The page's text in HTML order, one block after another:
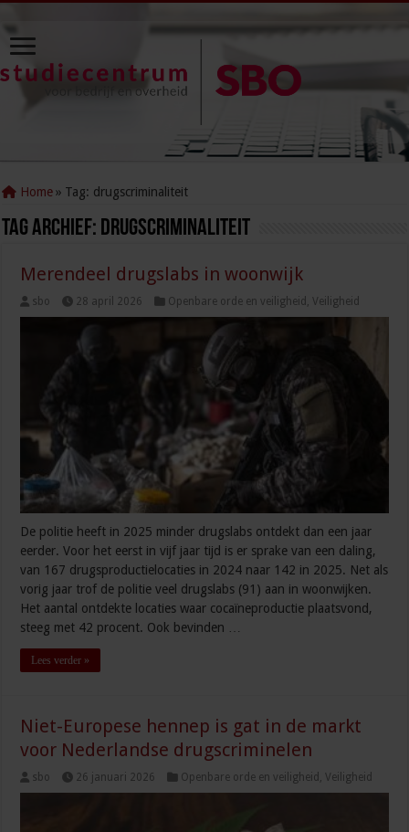
Home » Tag: drugscriminaliteit
Tag Archief: drugscriminaliteit
Merendeel drugslabs in woonwijk
sbo 28 april 2026 Openbare orde en veiligheid ,Veiligheid
De politie heeft in 2025 minder drugslabs ontdekt dan een jaar
eerder. Voor het eerst in vijf jaar tijd is er sprake van een daling,
van 167 drugsproductielocaties in 2024 naar 142 in 2025. Net als
vorig jaar trof de politie veel drugslabs (91) aan in woonwijken.
Het aantal ontdekte locaties waar cocaïneproductie plaatsvond,
steeg met 42 procent. Ook bevinden …
Lees verder »
Niet-Europese hennep is gat in de markt
voor Nederlandse drugscriminelen
sbo 26 januari 2026 Openbare orde en veiligheid ,Veiligheid